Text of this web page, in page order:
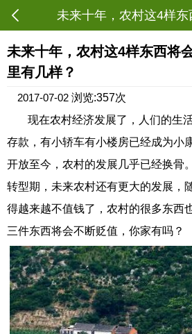
当前位置：资讯首页-> 农业资讯->三农
未来十年，农村这4样东西将
里有几样？
2017-07-02 浏览:357次
现在农村经济发展了，人们的生
存款，有小轿车有小楼房已经成为小
开放至今，农村的发展几乎已经换骨
转型期，未来农村还有更大的发展，
得越来越不值钱了，农村的很多东西
三件东西将会不断贬值，你家有吗？